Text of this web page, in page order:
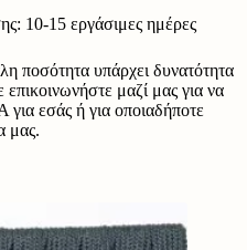
10-15 εργάσιμες ημέρες
ποσότητα υπάρχει δυνατότητα
μαζί μας για να
εσάς ή για οποιαδήποτε
μας.